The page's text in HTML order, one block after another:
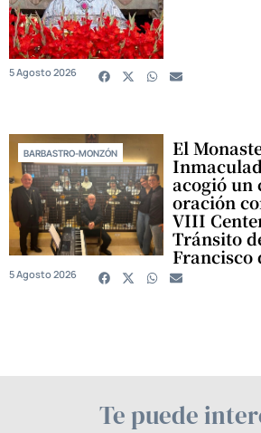
5 Agosto 2026
BARBASTRO-MONZÓN El
acogió un
oración
VIII
Tránsito
Francisco
5 Agosto 2026
Te puede